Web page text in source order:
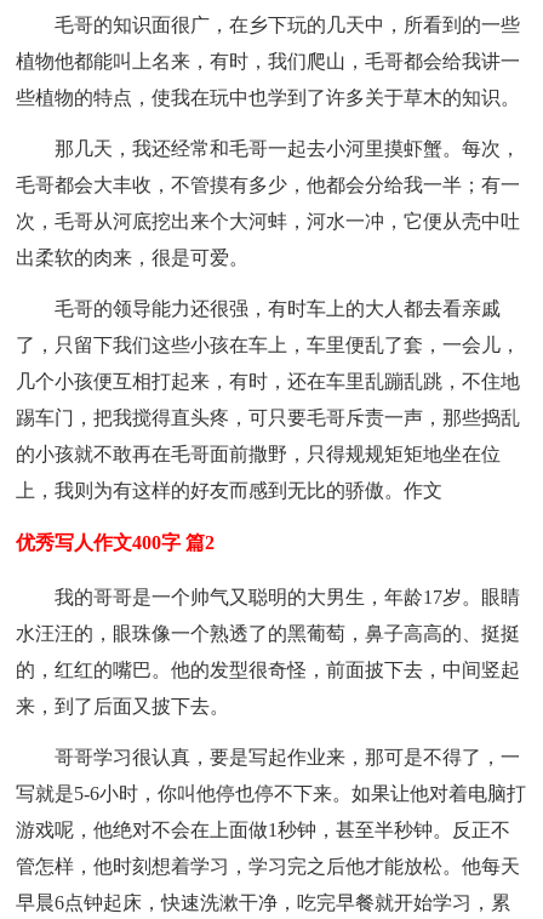
毛哥的知识面很广，在乡下玩的几天中，所看到的一些
植物他都能叫上名来，有时，我们爬山，毛哥都会给我讲一
些植物的特点，使我在玩中也学到了许多关于草木的知识。
那几天，我还经常和毛哥一起去小河里摸虾蟹。每次，
毛哥都会大丰收，不管摸有多少，他都会分给我一半；有一
次，毛哥从河底挖出来个大河蚌，河水一冲，它便从壳中吐
出柔软的肉来，很是可爱。
毛哥的领导能力还很强，有时车上的大人都去看亲戚
了，只留下我们这些小孩在车上，车里便乱了套，一会儿，
几个小孩便互相打起来，有时，还在车里乱蹦乱跳，不住地
踢车门，把我搅得直头疼，可只要毛哥斥责一声，那些捣乱
的小孩就不敢再在毛哥面前撒野，只得规规矩矩地坐在位
上，我则为有这样的好友而感到无比的骄傲。作文
优秀写人作文400字 篇2
我的哥哥是一个帅气又聪明的大男生，年龄17岁。眼睛
水汪汪的，眼珠像一个熟透了的黑葡萄，鼻子高高的、挺挺
的，红红的嘴巴。他的发型很奇怪，前面披下去，中间竖起
来，到了后面又披下去。
哥哥学习很认真，要是写起作业来，那可是不得了，一
写就是5-6小时，你叫他停也停不下来。如果让他对着电脑打
游戏呢，他绝对不会在上面做1秒钟，甚至半秒钟。反正不
管怎样，他时刻想着学习，学习完之后他才能放松。他每天
早晨6点钟起床，快速洗漱干净，吃完早餐就开始学习，累